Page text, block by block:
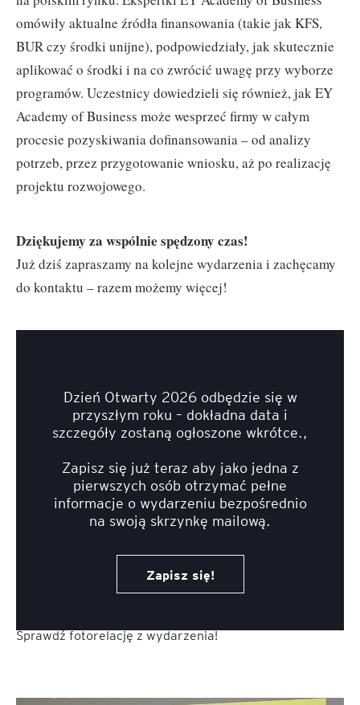
omówiły aktualne źródła finansowania (takie jak KFS,
BUR czy środki unijne), podpowiedziały, jak skutecznie
aplikować o środki i na co zwrócić uwagę przy wyborze
programów. Uczestnicy dowiedzieli się również, jak EY
Academy of Business może wesprzeć firmy w całym
procesie pozyskiwania dofinansowania – od analizy
potrzeb, przez przygotowanie wniosku, aż po realizację
projektu rozwojowego.
Dziękujemy za wspólnie spędzony czas!
Już dziś zapraszamy na kolejne wydarzenia i zachęcamy
do kontaktu – razem możemy więcej!
Dzień Otwarty 2026 odbędzie się w
przyszłym roku – dokładna data i
szczegóły zostaną ogłoszone wkrótce.,
Zapisz się już teraz aby jako jedna z
pierwszych osób otrzymać pełne
informacje o wydarzeniu bezpośrednio
na swoją skrzynkę mailową.
Zapisz się!
Sprawdź fotorelację z wydarzenia!